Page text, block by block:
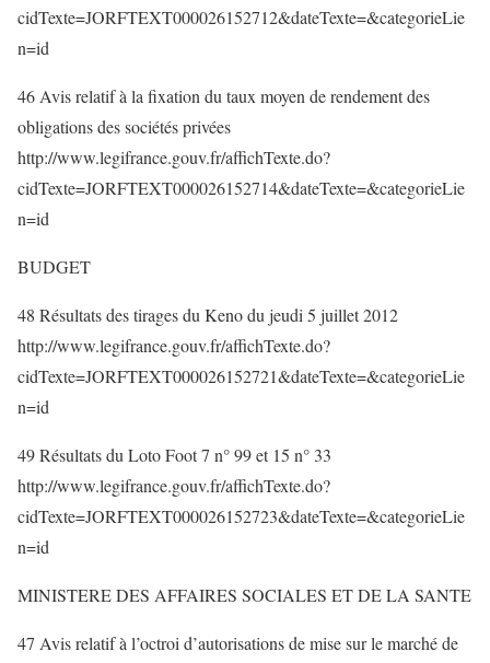
cidTexte=JORFTEXT000026152712&dateTexte=&categorieLie
n=id
46 Avis relatif à la fixation du taux moyen de rendement des
obligations des sociétés privées
http://www.legifrance.gouv.fr/affichTexte.do?
cidTexte=JORFTEXT000026152714&dateTexte=&categorieLie
n=id
BUDGET
48 Résultats des tirages du Keno du jeudi 5 juillet 2012
http://www.legifrance.gouv.fr/affichTexte.do?
cidTexte=JORFTEXT000026152721&dateTexte=&categorieLie
n=id
49 Résultats du Loto Foot 7 n° 99 et 15 n° 33
http://www.legifrance.gouv.fr/affichTexte.do?
cidTexte=JORFTEXT000026152723&dateTexte=&categorieLie
n=id
MINISTERE DES AFFAIRES SOCIALES ET DE LA SANTE
47 Avis relatif à l’octroi d’autorisations de mise sur le marché de